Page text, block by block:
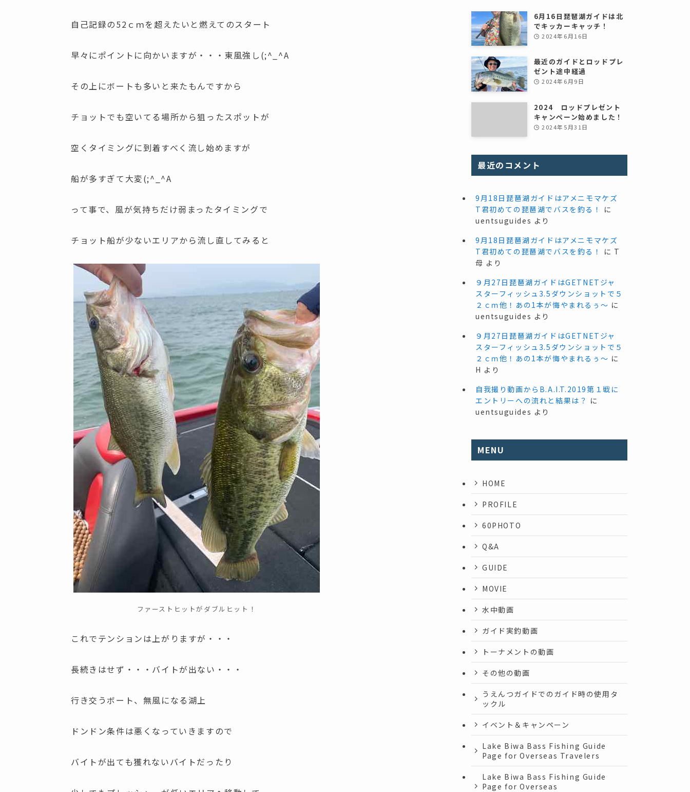
自己記録の52ｃｍを超えたいと燃えてのスタート
早々にポイントに向かいますが・・・東風強し(;^_^A
その上にボートも多いと来たもんですから
チョットでも空いてる場所から狙ったスポットが
空くタイミングに到着すべく流し始めますが
船が多すぎて大変(;^_^A
って事で、風が気持ちだけ弱まったタイミングで
チョット船が少ないエリアから流し直してみると
ファーストヒットがダブルヒット！
これでテンションは上がりますが・・・
長続きはせず・・・バイトが出ない・・・
行き交うボート、無風になる湖上
ドンドン条件は悪くなっていきますので
バイトが出ても獲れないバイトだったり
6月16日琵琶湖ガイドは北
でキッカーキャッチ！
2024年6月16日
最近のガイドとロッドプレ
ゼント途中経過
2024年6月9日
2024 ロッドプレゼント
キャンペーン始めました！
2024年5月31日
最近のコメント
9月18日琵琶湖ガイドはアメニモマケズ
T君初めての琵琶湖でバスを釣る！
に
uentsuguides より
9月18日琵琶湖ガイドはアメニモマケズ
T君初めての琵琶湖でバスを釣る！
に T
母 より
９月27日琵琶湖ガイドはGETNETジャ
スターフィッシュ3.5ダウンショットで５
２ｃｍ他！あの1本が悔やまれるぅ～ に
uentsuguides より
９月27日琵琶湖ガイドはGETNETジャ
スターフィッシュ3.5ダウンショットで５
２ｃｍ他！あの1本が悔やまれるぅ～ に
H より
自我撮り動画からB.A.I.T.2019第１戦に
エントリーへの流れと結果は？ に
uentsuguides より
MENU
HOME
PROFILE
60PHOTO
Q&A
GUIDE
MOVIE
水中動画
ガイド実釣動画
トーナメントの動画
その他の動画
うえんつガイドでのガイド時の使用タ
ックル
イベント＆キャンペーン
Lake Biwa Bass Fishing Guide
Page for Overseas Travelers
Lake Biwa Bass Fishing Guide
Page for Overseas